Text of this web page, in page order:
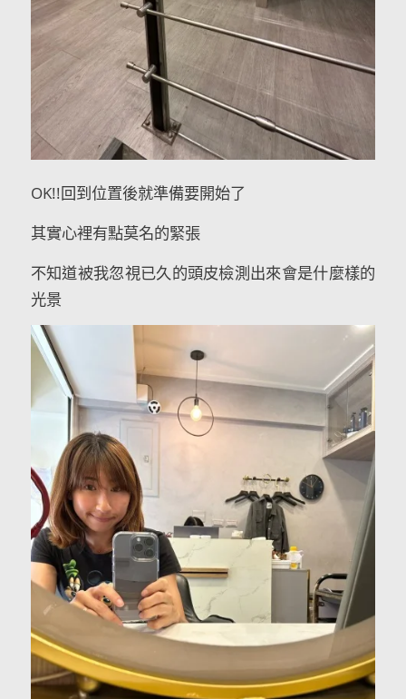
OK!!回到位置後就準備要開始了
其實心裡有點莫名的緊張
不知道被我忽視已久的頭皮檢測出來會是什麼樣的
光景